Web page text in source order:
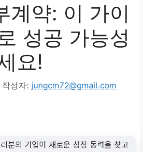
계약: 이 가이
성공 가능성
요!
작성자: jungcm72@gmail.com
분의 기업이 새로운 성장 동력을 찾고